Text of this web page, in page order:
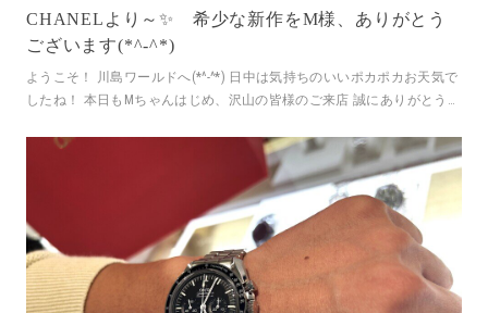
CHANELより～✨ 希少な新作をM様、ありがとう
ございます(*^-^*)
ようこそ！ 川島ワールドへ(*^-^*) 日中は気持ちのいいポカポカお天気で
したね！ 本日もMちゃんはじめ、沢山の皆様のご来店 誠にありがとうご